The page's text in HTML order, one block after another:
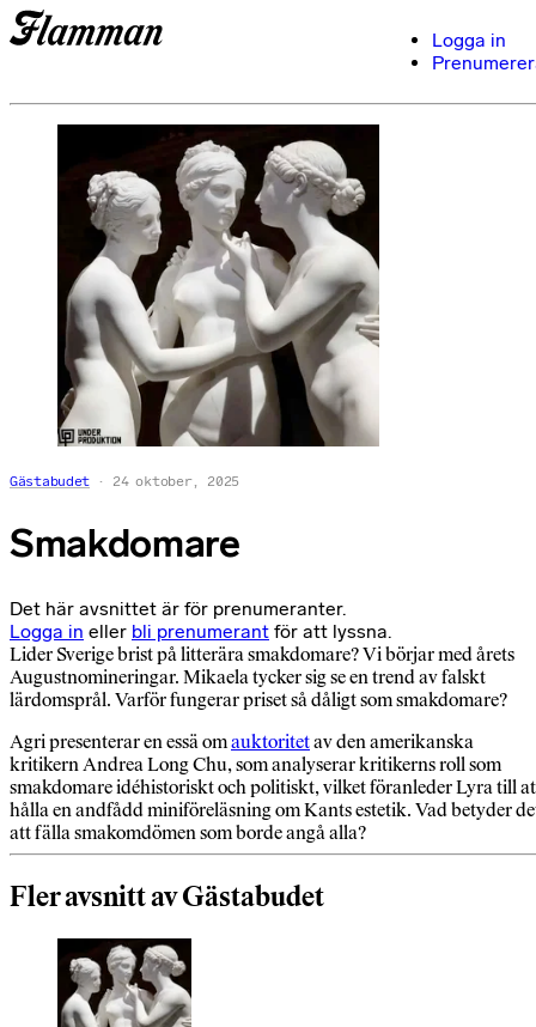
Logga in
Gästabudet 24 oktober, 2025
Smakdomare
Det här avsnittet är för prenumeranter.
Logga in eller bli prenumerant för att lyssna.
Lider Sverige brist på litterära smakdomare? Vi börjar med årets
Augustnomineringar. Mikaela tycker sig se en trend av falskt
lärdomsprål. Varför fungerar priset så dåligt som smakdomare?
Agri presenterar en essä omauktoritetav den amerikanska
kritikern Andrea Long Chu, som analyserar kritikerns roll som
smakdomare idéhistoriskt och politiskt, vilket föranleder Lyra till
hålla en andfådd miniföreläsning om Kants estetik. Vad betyder
att fälla smakomdömen som borde angå alla?
Fler avsnitt av Gästabudet